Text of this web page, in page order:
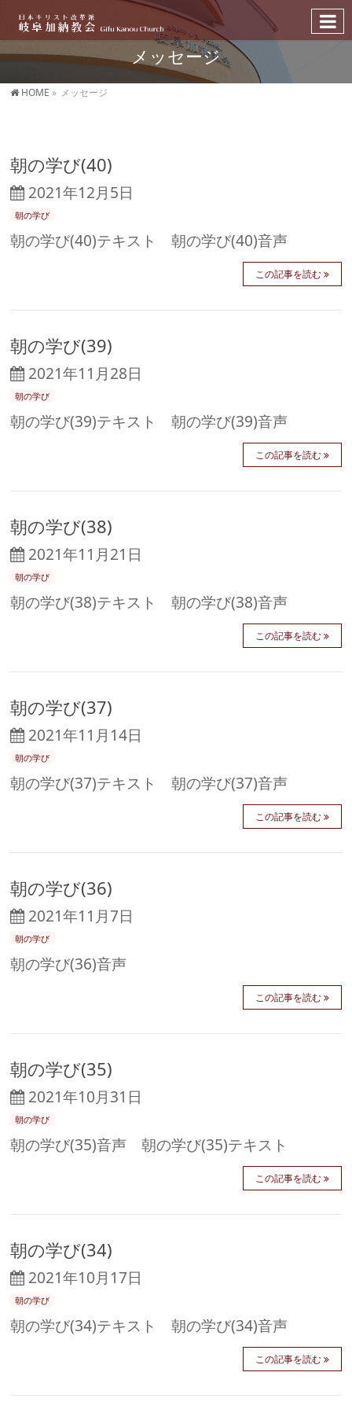
メッセージ
HOME » メッセージ
朝の学び(40)
2021年12月5日
朝の学び
朝の学び(40)テキスト 朝の学び(40)音声
この記事を読む
朝の学び(39)
2021年11月28日
朝の学び
朝の学び(39)テキスト 朝の学び(39)音声
この記事を読む
朝の学び(38)
2021年11月21日
朝の学び
朝の学び(38)テキスト 朝の学び(38)音声
この記事を読む
朝の学び(37)
2021年11月14日
朝の学び
朝の学び(37)テキスト 朝の学び(37)音声
この記事を読む
朝の学び(36)
2021年11月7日
朝の学び
朝の学び(36)音声
この記事を読む
朝の学び(35)
2021年10月31日
朝の学び
朝の学び(35)音声 朝の学び(35)テキスト
この記事を読む
朝の学び(34)
2021年10月17日
朝の学び
朝の学び(34)テキスト 朝の学び(34)音声
この記事を読む